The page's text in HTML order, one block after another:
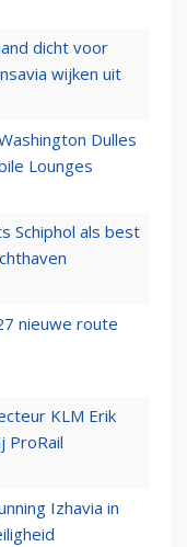
dicht voor
wijken uit
Dulles
Lounges
Schiphol als best
nieuwe route
KLM Erik
ProRail
Izhavia in